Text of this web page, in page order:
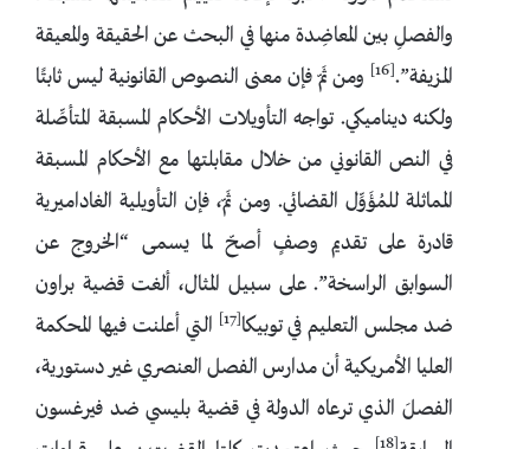
والفصلِ بين المعاضِدة منها في البحث عن الحقيقة والمعيقة
المزيفة”.[16]
ومن ثَمّ فإن معنى النصوص القانونية ليس ثابتًا
ولكنه ديناميكي. تواجه التأويلات الأحكام المسبقة المتأصِّلة
في النص القانوني من خلال مقابلتها مع الأحكام المسبقة
المماثلة للمُؤَوِّل القضائي. ومن ثَمّ، فإن التأويلية الغاداميرية
قادرة على تقديم وصفٍ أصحّ لما يسمى “الخروج عن
السوابق الراسخة”. على سبيل المثال، ألغت قضية براون
ضد مجلس التعليم في توبيكا[17]
التي أعلنت فيها المحكمة
العليا الأمريكية أن مدارس الفصل العنصري غير دستورية،
الفصلَ الذي ترعاه الدولة في قضية بليسي ضد فيرغسون
[18]